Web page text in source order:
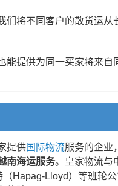
们将不同客户的散货运
提供为同一买家将来
提供国际物流服务的企业
南海运服务。皇家物流与
（Hapag-Lloyd）等班轮